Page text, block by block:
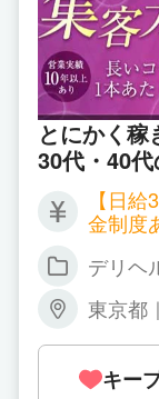
とにかく稼ぎた
30代・40代
会員制のお店で 圧倒的なお
かれるこ
【日給
金制度あり 1日何本ついて
デリヘ
東京都
キー